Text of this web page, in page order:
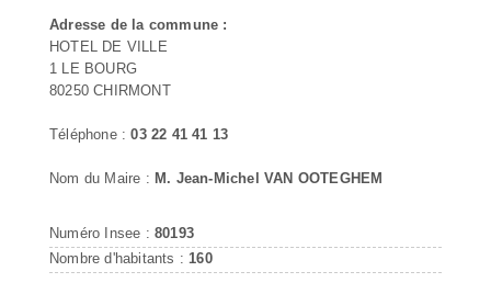
Adresse de la commune :
HOTEL DE VILLE
1 LE BOURG
80250 CHIRMONT
Téléphone :03 22 41 41 13
Nom du Maire : M. Jean-Michel VAN OOTEGHEM
Numéro Insee : 80193
Nombre d'habitants : 160